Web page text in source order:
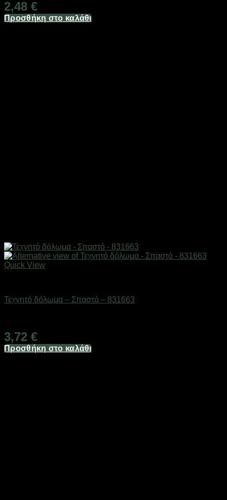
2,48 €
Προσθήκη στο καλάθι
Quick View
Τεχνητό δόλωμα – Σπαστό – 831663
3,72 €
Προσθήκη στο καλάθι